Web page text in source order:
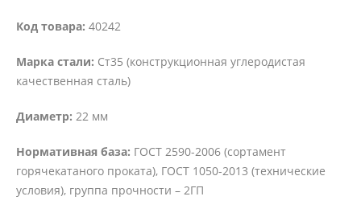
Код товара: 40242
Марка стали: Ст35 (конструкционная углеродистая
качественная сталь)
Диаметр: 22 мм
Нормативная база: ГОСТ 2590-2006 (сортамент
горячекатаного проката), ГОСТ 1050-2013 (технические
условия), группа прочности – 2ГП